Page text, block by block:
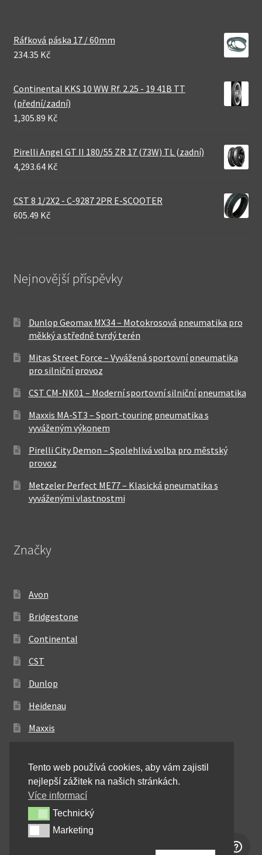
Ráfková páska 17 / 60mm
234.35 Kč
Continental KKS 10 WW Rf. 2.25 - 19 41B TT
(přední/zadní)
1,305.89 Kč
Pirelli Angel GT II 180/55 ZR 17 (73W) TL (zadní)
4,293.64 Kč
CST 8 1/2X2 - C-9287 2PR E-SCOOTER
605.49 Kč
Nejnovější příspěvky
Dunlop Geomax MX34 – Motokrosová pneumatika pro
měkký a středně tvrdý terén
Mitas Street Force – Vyvážená sportovní pneumatika
pro silniční provoz
CST CM-NK01 – Moderní sportovní silniční pneumatika
Maxxis MA-ST3 – Sport-touring pneumatika s
vyváženým výkonem
Pirelli City Demon – Spolehlivá volba pro městský
provoz
Metzeler Perfect ME77 – Klasická pneumatika s
vyváženými vlastnostmi
Značky
Avon
Bridgestone
Continental
CST
Dunlop
Heidenau
Maxxis
Michelin
Mitas
Pirelli
Shinko
Tento web používá cookies, aby vám zajistil
nejlepší zážitek na našich stránkách.
Více informací
TechnickýTechnický
MarketingMarketing